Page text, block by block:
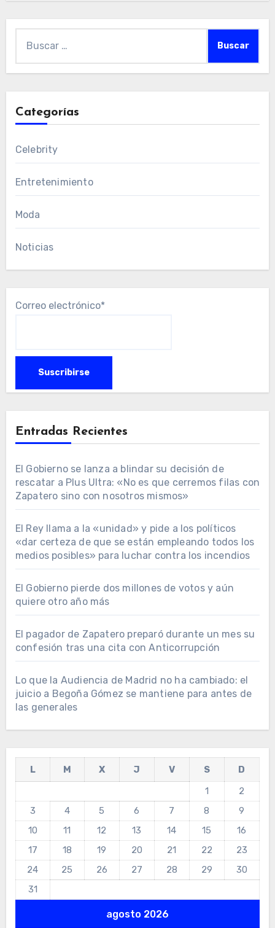
Categorías
Celebrity
Entretenimiento
Moda
Noticias
Correo electrónico*
Entradas Recientes
El Gobierno se lanza a blindar su decisión de
rescatar a Plus Ultra: «No es que cerremos filas con
Zapatero sino con nosotros mismos»
El Rey llama a la «unidad» y pide a los políticos
«dar certeza de que se están empleando todos los
medios posibles» para luchar contra los incendios
El Gobierno pierde dos millones de votos y aún
quiere otro año más
El pagador de Zapatero preparó durante un mes su
confesión tras una cita con Anticorrupción
Lo que la Audiencia de Madrid no ha cambiado: el
juicio a Begoña Gómez se mantiene para antes de
las generales
agosto 2026
L M X J V S
D
1
2
3
4 5 6 7 8
9
10
11 12 13 14 15
16
17
18 19 20 21 22
23
24
25 26 27 28 29
30
31